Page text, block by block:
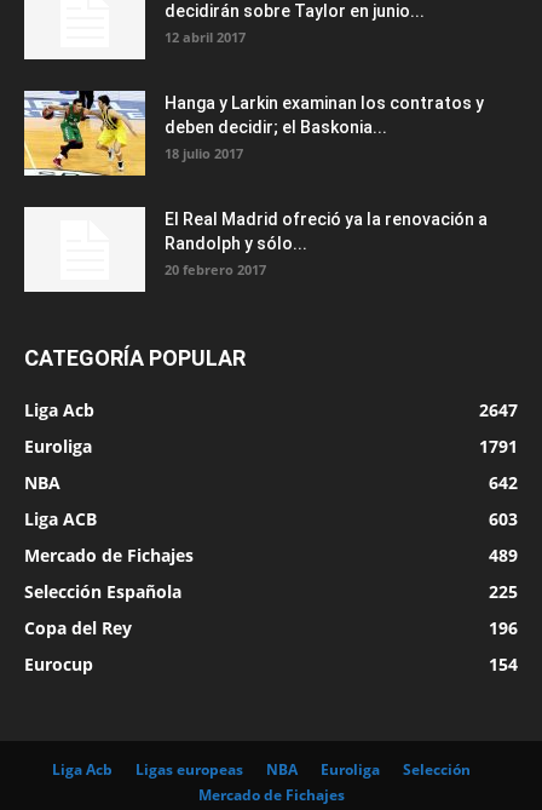
decidirán sobre Taylor en junio...
12 abril 2017
Hanga y Larkin examinan los contratos y
deben decidir; el Baskonia...
18 julio 2017
El Real Madrid ofreció ya la renovación a
Randolph y sólo...
20 febrero 2017
CATEGORÍA POPULAR
Liga Acb
2647
Euroliga
1791
NBA
642
Liga ACB
603
Mercado de Fichajes
489
Selección Española
225
Copa del Rey
196
Eurocup
154
Liga Acb Ligas europeas NBA Euroliga
Selección
Mercado de Fichajes